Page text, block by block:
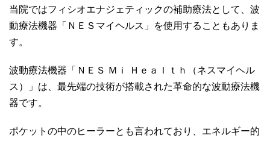
当院ではフィシオエナジェティックの補助療法として、波
動療法機器「ＮＥＳマイヘルス」を使用することもありま
す。
波動療法機器「ＮＥＳ Ｍｉ Ｈｅａｌｔｈ（ネスマイヘル
ス）」は、最先端の技術が搭載された革命的な波動療法機
器です。
ポケットの中のヒーラーとも言われており、エネルギー的